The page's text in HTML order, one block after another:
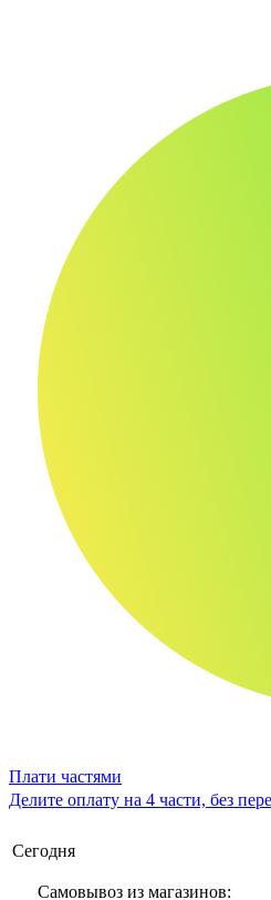
Плати частями
Делите оплату на 4 части, без
Сегодня
Самовывоз из магазинов: